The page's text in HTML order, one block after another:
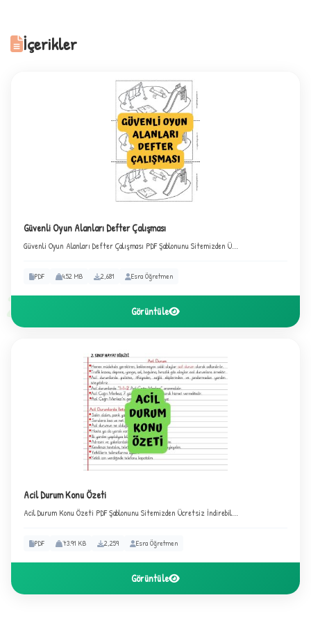
C
✦
İçerikler
Güvenli Oyun Alanları Defter Çalışması
Güvenli Oyun Alanları Defter Çalışması PDF Şablonunu Sitemizden Ü...
PDF 4.52 MB 2,681 Esra Öğretmen
Görüntüle
Acil Durum Konu Özeti
Acil Durum Konu Özeti PDF Şablonunu Sitemizden Ücretsiz İndirebil...
PDF 73.91 KB 2,259 Esra Öğretmen
Görüntüle
2
★